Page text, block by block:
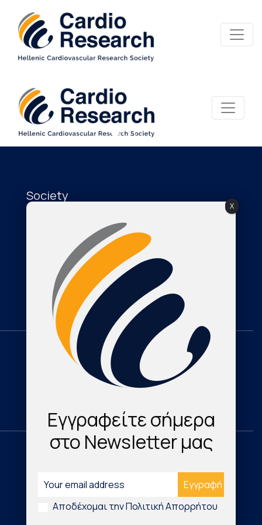
Society
The Journal
Cardioresearch TV
Contact
Domestic
Research & Publications
Cardio Map Greece
International
Νέα Τεχνολογικά Προϊόντα
Digital Health & Innovation
Εγγραφείτε σήμερα
στο Newsletter μας
Αποδέχομαι την Πολιτική Απορρήτου
X